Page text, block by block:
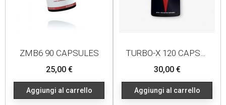
ZMB6 90 CAPSULES
Prezzo
25,00 €
Aggiungi al carrello
TURBO-X 120 CAPSULES
Prezzo
30,00 €
Aggiungi al carrello